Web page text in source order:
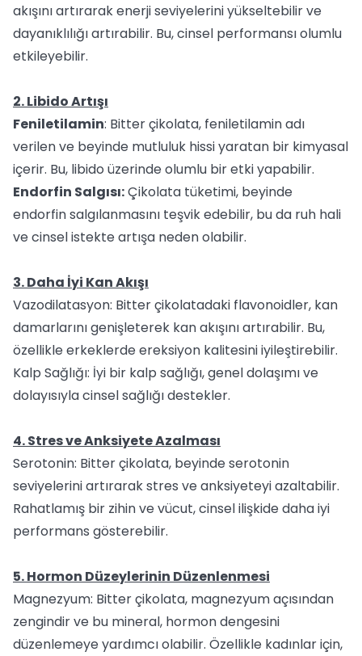
akışını artırarak enerji seviyelerini yükseltebilir ve
dayanıklılığı artırabilir. Bu, cinsel performansı olumlu
etkileyebilir.
2. Libido Artışı
Feniletilamin: Bitter çikolata, feniletilamin adı
verilen ve beyinde mutluluk hissi yaratan bir kimyasal
içerir. Bu, libido üzerinde olumlu bir etki yapabilir.
Endorfin Salgısı:Çikolata tüketimi, beyinde
endorfin salgılanmasını teşvik edebilir, bu da ruh hali
ve cinsel istekte artışa neden olabilir.
3. Daha İyi Kan Akışı
Vazodilatasyon: Bitter çikolatadaki flavonoidler, kan
damarlarını genişleterek kan akışını artırabilir. Bu,
özellikle erkeklerde ereksiyon kalitesini iyileştirebilir.
Kalp Sağlığı: İyi bir kalp sağlığı, genel dolaşımı ve
dolayısıyla cinsel sağlığı destekler.
4. Stres ve Anksiyete Azalması
Serotonin: Bitter çikolata, beyinde serotonin
seviyelerini artırarak stres ve anksiyeteyi azaltabilir.
Rahatlamış bir zihin ve vücut, cinsel ilişkide daha iyi
performans gösterebilir.
5. Hormon Düzeylerinin Düzenlenmesi
Magnezyum: Bitter çikolata, magnezyum açısından
zengindir ve bu mineral, hormon dengesini
düzenlemeye yardımcı olabilir. Özellikle kadınlar için,